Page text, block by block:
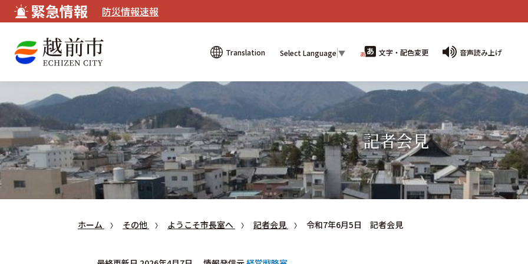
緊急情報 防災情報速報
Translation Select Language▼ 文字・配色変更 音声読み上げ
記者会見
ホーム その他 ようこそ市長室へ 記者会見 令和7年6月5日 記者会見